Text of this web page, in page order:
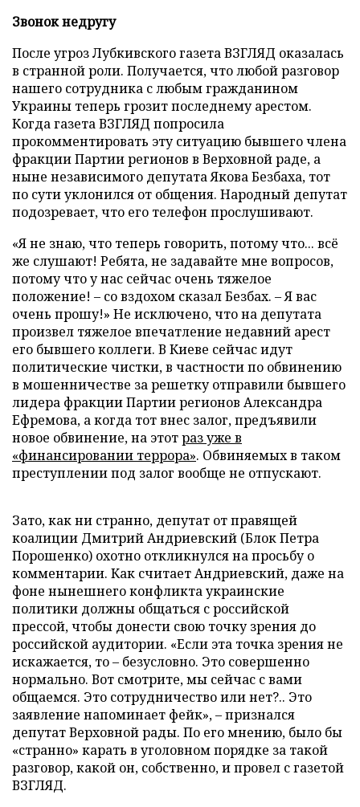
Звонок недругу
После угроз Лубкивского газета ВЗГЛЯД оказалась
в странной роли. Получается, что любой разговор
нашего сотрудника с любым гражданином
Украины теперь грозит последнему арестом.
Когда газета ВЗГЛЯД попросила
прокомментировать эту ситуацию бывшего члена
фракции Партии регионов в Верховной раде, а
ныне независимого депутата Якова Безбаха, тот
по сути уклонился от общения. Народный депутат
подозревает, что его телефон прослушивают.
«Я не знаю, что теперь говорить, потому что... всё
же слушают! Ребята, не задавайте мне вопросов,
потому что у нас сейчас очень тяжелое
положение! – со вздохом сказал Безбах. – Я вас
очень прошу!» Не исключено, что на депутата
произвел тяжелое впечатление недавний арест
его бывшего коллеги. В Киеве сейчас идут
политические чистки, в частности по обвинению
в мошенничестве за решетку отправили бывшего
лидера фракции Партии регионов Александра
Ефремова, а когда тот внес залог, предъявили
новое обвинение, на этотраз уже в
«финансировании террора». Обвиняемых в таком
преступлении под залог вообще не отпускают.
Зато, как ни странно, депутат от правящей
коалиции Дмитрий Андриевский (Блок Петра
Порошенко) охотно откликнулся на просьбу о
комментарии. Как считает Андриевский, даже на
фоне нынешнего конфликта украинские
политики должны общаться с российской
прессой, чтобы донести свою точку зрения до
российской аудитории. «Если эта точка зрения не
искажается, то – безусловно. Это совершенно
нормально. Вот смотрите, мы сейчас с вами
общаемся. Это сотрудничество или нет?.. Это
заявление напоминает фейк», – признался
депутат Верховной рады. По его мнению, было бы
«странно» карать в уголовном порядке за такой
разговор, какой он, собственно, и провел с газетой
ВЗГЛЯД.